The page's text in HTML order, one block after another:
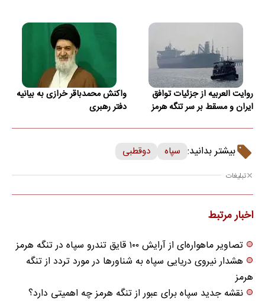
روایت العربیه از جزئیات توافق
ایران و مسقط بر سر تنگه هرمز
واکنش محمدباقر خرازی به بیانیه
دفتر رهبری
بیشتر بدانید: سپاه دوقطبی
تبلیغات
اخبار مرتبط
تصاویر ماهواره‌ای از آرایش ۱۰۰ قایق تندرو سپاه در تنگه هرمز
هشدار نیروی دریایی سپاه به شناورها در مورد تردد از تنگه
هرمز
نقشه جدید سپاه برای عبور از تنگه هرمز چه اهمیتی دارد؟